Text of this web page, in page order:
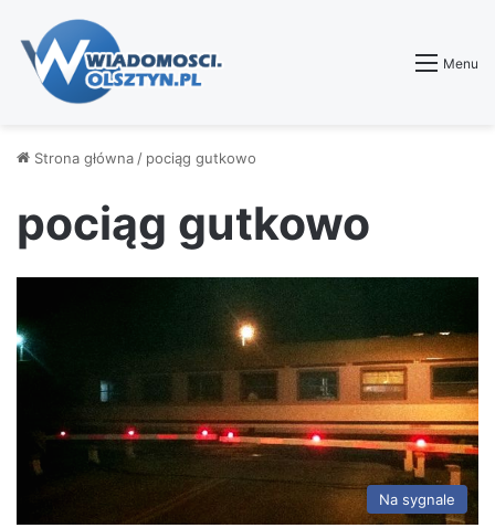
Menu
Strona główna / pociąg gutkowo
pociąg gutkowo
Na sygnale